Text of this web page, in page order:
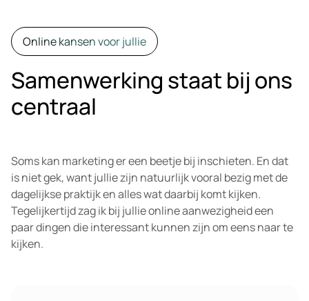
Online kansen voor jullie
Samenwerking staat bij ons
centraal
Soms kan marketing er een beetje bij inschieten. En dat
is niet gek, want jullie zijn natuurlijk vooral bezig met de
dagelijkse praktijk en alles wat daarbij komt kijken.
Tegelijkertijd zag ik bij jullie online aanwezigheid een
paar dingen die interessant kunnen zijn om eens naar te
kijken.